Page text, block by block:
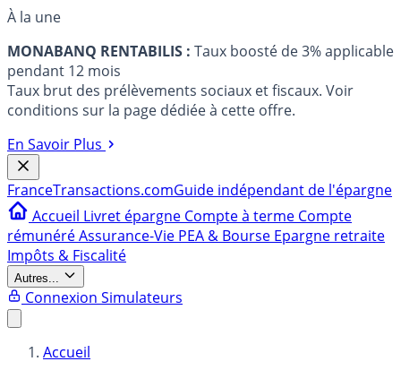
À la une
MONABANQ RENTABILIS : Taux boosté de 3% applicable
pendant 12 mois
Taux brut des prélèvements sociaux et fiscaux. Voir
conditions sur la page dédiée à cette offre.
En Savoir Plus
FranceTransactions.comGuide indépendant de l'épargne
Accueil Livret épargne Compte à terme Compte
rémunéréAssurance-Vie PEA & Bourse Epargne retraite
Impôts & Fiscalité
Autres...
Connexion Simulateurs
Accueil